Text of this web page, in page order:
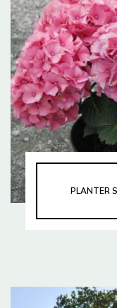
PLANTER